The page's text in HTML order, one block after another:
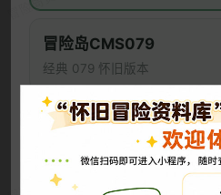
冒险岛CMS079
经典 079 怀旧版本
冒险岛CMS086
大巨变前最后的版本
未來，Artale 開發團隊也將
更富樂趣的 Artale World！
祝各位冒險家們遊戲愉快！
新服“小白兔”今日开启 新增全服